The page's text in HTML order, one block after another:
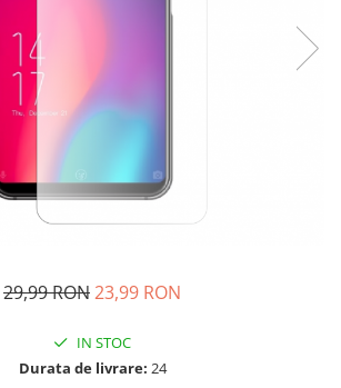
29,99 RON23,99 RON
IN STOC
Durata de livrare: 24